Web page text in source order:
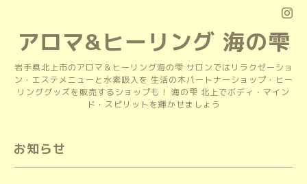
アロマ&ヒーリング 海の雫
岩手県北上市のアロマ＆ヒーリング海の雫 サロンではリラクゼーショ
ン・エステメニューと水素吸入を 生活の木パートナーショップ・ヒー
リンググッズを販売するショップも！ 海の雫 北上でボディ・マイン
ド・スピリットを輝かせましょう
お知らせ